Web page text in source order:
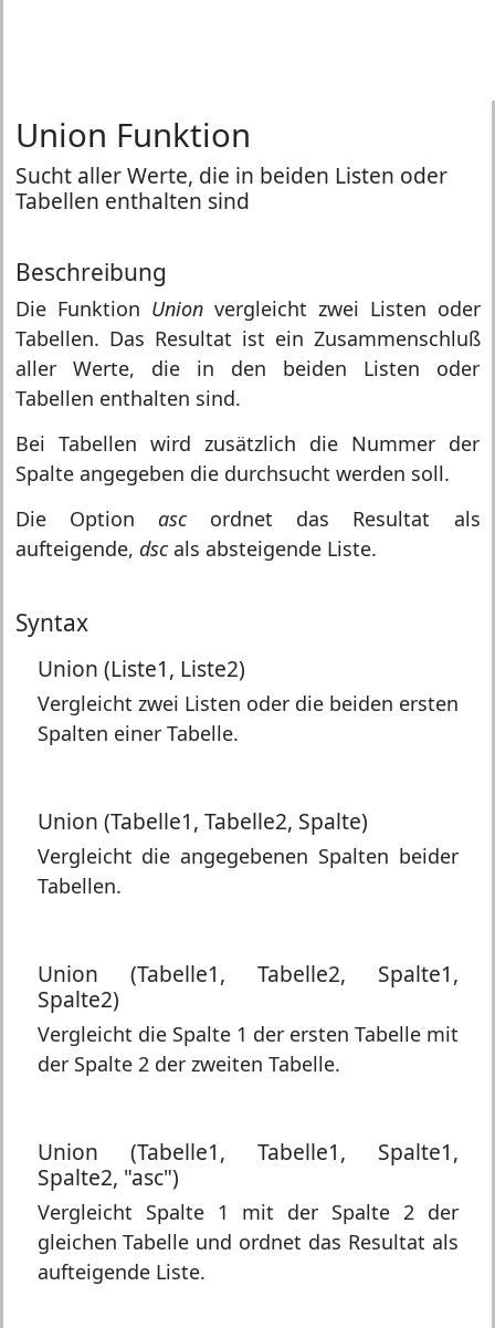
Union Funktion
Sucht aller Werte, die in beiden Listen oder
Tabellen enthalten sind
Beschreibung
Die Funktion Unionvergleicht zwei Listen oder
Tabellen. Das Resultat ist ein Zusammenschluß
aller Werte, die in den beiden Listen oder
Tabellen enthalten sind.
Bei Tabellen wird zusätzlich die Nummer der
Spalte angegeben die durchsucht werden soll.
Die Option ascordnet das Resultat als
aufteigende, dscals absteigende Liste.
Syntax
Union (Liste1, Liste2)
Vergleicht zwei Listen oder die beiden ersten
Spalten einer Tabelle.
Union (Tabelle1, Tabelle2, Spalte)
Vergleicht die angegebenen Spalten beider
Tabellen.
Union (Tabelle1, Tabelle2, Spalte1,
Spalte2)
Vergleicht die Spalte 1 der ersten Tabelle mit
der Spalte 2 der zweiten Tabelle.
Union (Tabelle1, Tabelle1, Spalte1,
Spalte2, "asc")
Vergleicht Spalte 1 mit der Spalte 2 der
gleichen Tabelle und ordnet das Resultat als
aufteigende Liste.